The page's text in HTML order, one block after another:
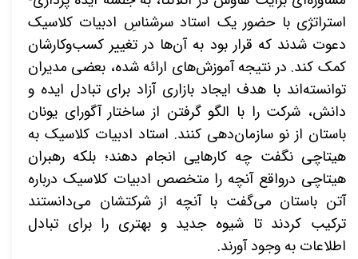
استراتژی با حضور یک استاد سرشناسِ ادبیات کلاسیک
دعوت شدندکه قرار بود به آن‌ها در تغییر کسب‌وکارشان
کمک کند. در نتیجه آموزش‌های ارائه شده، بعضی مدیران
توانسته‌اند با هدف ایجاد بازاری آزاد برای تبادل ایده و
دانش، شرکت را با الگو گرفتن از ساختار آگورای یونان
باستان از نو سازمان‌دهی کنند. استاد ادبیات کلاسیک به
هیتاچی نگفت چه کارهایی انجام دهند؛ بلکه رهبران
هیتاچی درواقع آنچه را متخصص ادبیات کلاسیک درباره
آتن باستان می‌گفت با آنچه از شرکتشان می‌دانستند
ترکیب کردند تا شیوه جدید و بهتری را برای تبادل
اطلاعات به وجود آورند.